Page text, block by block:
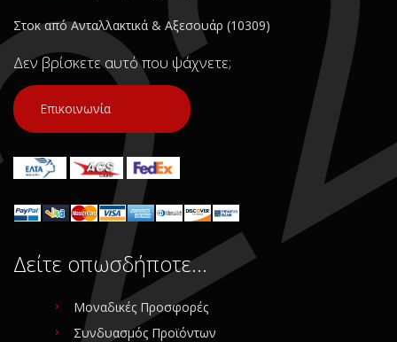
Στοκ από Ανταλλακτικά & Αξεσουάρ (10309)
Δεν βρίσκετε αυτό που ψάχνετε;
Επικοινωνία
Δείτε οπωσδήποτε…
Μοναδικές Προσφορές
Συνδυασμός Προϊόντων